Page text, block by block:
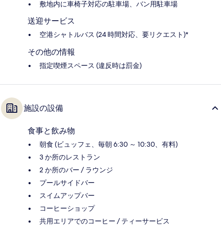
敷地内に車椅子対応の駐車場、バン用駐車場
送迎サービス
空港シャトルバス (24 時間対応、要リクエスト)*
その他の情報
指定喫煙スペース (違反時は罰金)
施設の設備
食事と飲み物
朝食 (ビュッフェ、毎朝 6:30 ～ 10:30、有料)
3 か所のレストラン
2 か所のバー / ラウンジ
プールサイドバー
スイムアップバー
コーヒーショップ
共用エリアでのコーヒー / ティーサービス